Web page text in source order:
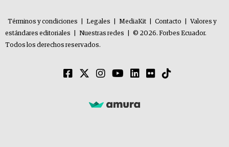
Términos y condiciones Legales MediaKit Contacto
Valores y
estándares editoriales
Nuestras redes
© 2026. Forbes Ecuador.
Todos los derechos reservados.